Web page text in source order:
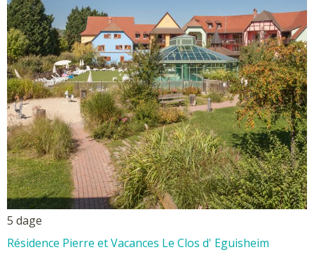
5 dage
Résidence Pierre et Vacances Le Clos d' Eguisheim